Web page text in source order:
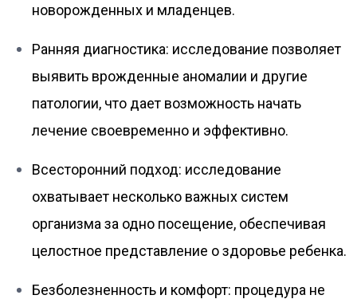
новорожденных и младенцев.
Ранняя диагностика: исследование позволяет
выявить врожденные аномалии и другие
патологии, что дает возможность начать
лечение своевременно и эффективно.
Всесторонний подход: исследование
охватывает несколько важных систем
организма за одно посещение, обеспечивая
целостное представление о здоровье ребенка.
Безболезненность и комфорт: процедура не